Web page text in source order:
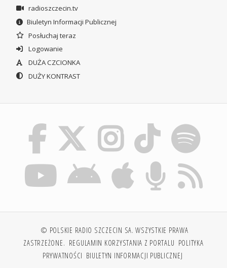
radioszczecin.tv
Biuletyn Informacji Publicznej
Posłuchaj teraz
Logowanie
DUŻA CZCIONKA
DUŻY KONTRAST
© POLSKIE RADIO SZCZECIN SA. WSZYSTKIE PRAWA
ZASTRZEŻONE. REGULAMIN KORZYSTANIA Z PORTALU POLITYKA
PRYWATNOŚCI BIULETYN INFORMACJI PUBLICZNEJ